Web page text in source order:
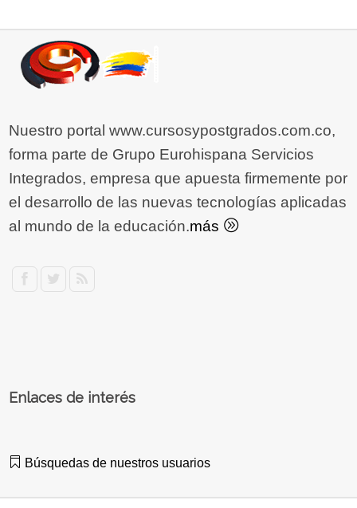
Nuestro portal www.cursosypostgrados.com.co,
forma parte de Grupo Eurohispana Servicios
Integrados, empresa que apuesta firmemente por
el desarrollo de las nuevas tecnologías aplicadas
al mundo de la educación.más
Enlaces de interés
Búsquedas de nuestros usuarios